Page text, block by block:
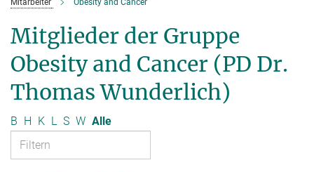
Mitarbeiter Obesity and Cancer
Mitglieder der Gruppe
Obesity and Cancer (PD Dr.
Thomas Wunderlich)
B H K L S W Alle